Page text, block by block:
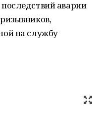
аварии
на службу